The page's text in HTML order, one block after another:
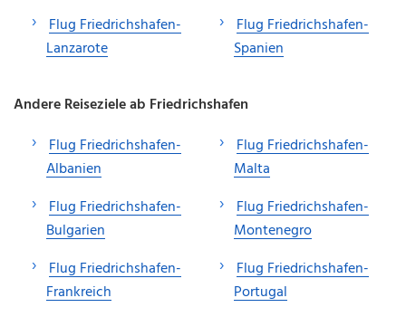
Flug Friedrichshafen-
Lanzarote
Flug Friedrichshafen-
Spanien
Andere Reiseziele ab Friedrichshafen
Flug Friedrichshafen-
Albanien
Flug Friedrichshafen-
Bulgarien
Flug Friedrichshafen-
Frankreich
Flug Friedrichshafen-
Malta
Flug Friedrichshafen-
Montenegro
Flug Friedrichshafen-
Portugal